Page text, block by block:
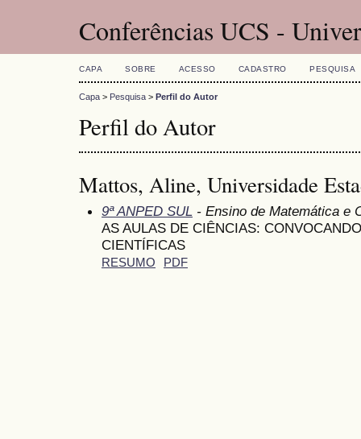
Conferências UCS -
CAPA SOBRE ACESSO CADASTRO PESQUISA
Capa > Pesquisa > Perfil do Autor
Perfil do Autor
Mattos, Aline, Universidade
9ª ANPED SUL - Ensino de Matemática e
AS AULAS DE CIÊNCIAS:
CIENTÍFICAS
RESUMO PDF